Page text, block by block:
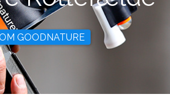
OM GOODNATURE